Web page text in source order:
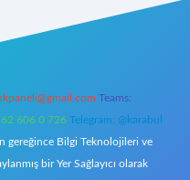
Teams:
606 0 726 Telegram: @karabul
gereğince Bilgi Teknolojileri ve
bir Yer Sağlayıcı olarak